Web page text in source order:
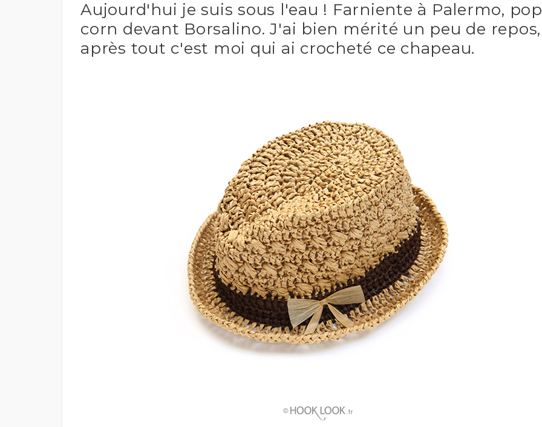
Aujourd'hui je suis sous l'eau ! Farniente à Palermo, pop
corn devant Borsalino. J'ai bien mérité un peu de repos,
après tout c'est moi qui ai crocheté ce chapeau.